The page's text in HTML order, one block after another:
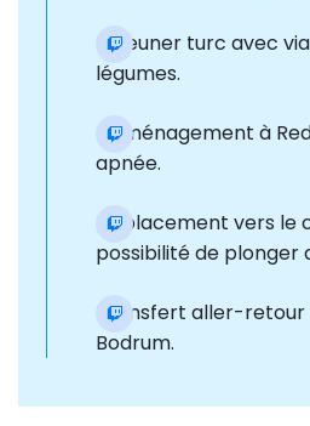
Déjeuner turc avec
légumes.
Déménagement à
apnée.
Déplacement vers le
possibilité de plonger
Transfert aller-retour
Bodrum.